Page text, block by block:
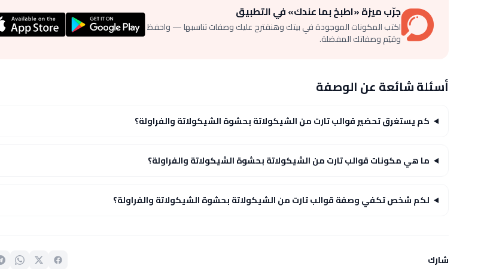
جرّب ميزة «اطبخ بما عندك» في التطبيق
اكتب المكونات الموجودة في بيتك وهنقترح عليك وصفات تناسبها — واحفظ
وقيّم وصفاتك المفضلة.
أسئلة شائعة عن الوصفة
كم يستغرق تحضير قوالب تارت من الشيكولاتة بحشوة الشيكولاتة والفراولة؟
ما هي مكونات قوالب تارت من الشيكولاتة بحشوة الشيكولاتة والفراولة؟
لكم شخص تكفي وصفة قوالب تارت من الشيكولاتة بحشوة الشيكولاتة والفراولة؟
شارك